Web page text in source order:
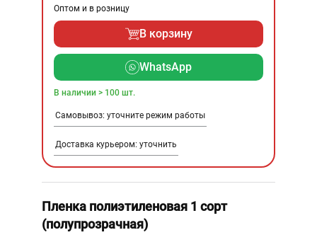
Оптом и в розницу
В корзину
WhatsApp
В наличии > 100 шт.
Самовывоз: уточните режим работы
Доставка курьером: уточнить
Пленка полиэтиленовая 1 сорт
(полупрозрачная)